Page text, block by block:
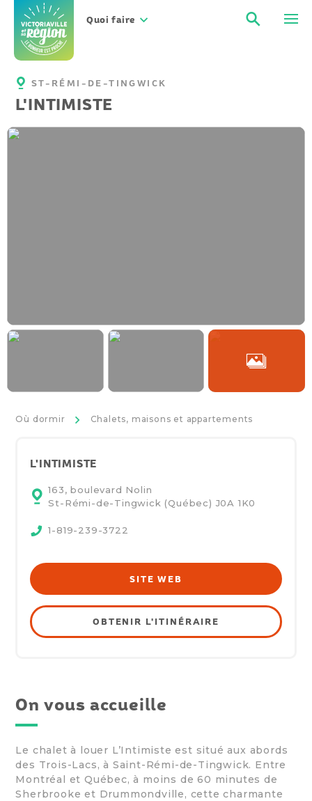
contenu
Quoi faire
ST-RÉMI-DE-TINGWICK
L'INTIMISTE
Où dormir >
Chalets, maisons et appartements
L'INTIMISTE
163, boulevard Nolin
St-Rémi-de-Tingwick (Québec) J0A 1K0
1-819-239-3722
SITE WEB
OBTENIR L'ITINÉRAIRE
On vous accueille
Le chalet à louer L’Intimiste est situé aux abords
des Trois-Lacs, à Saint-Rémi-de-Tingwick. Entre
Montréal et Québec, à moins de 60 minutes de
Sherbrooke et Drummondville, cette charmante